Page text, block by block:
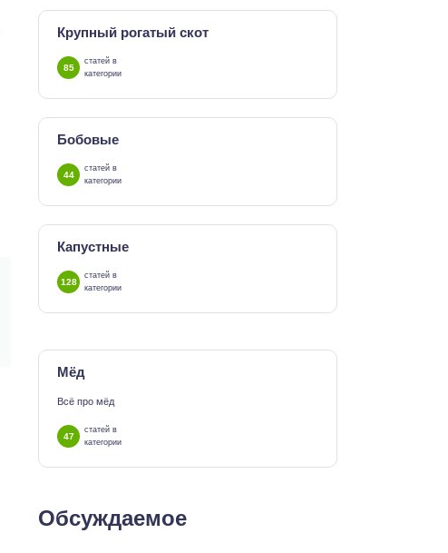
Крупный рогатый скот
85
статей в
категории
Бобовые
44
статей в
категории
Капустные
128
статей в
категории
Мёд
Всё про мёд
47
статей в
категории
Обсуждаемое